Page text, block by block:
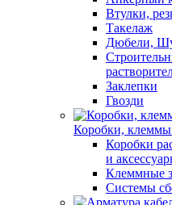
Втулки,
Такелаж
Дюбели,
Заклепки
Гвозди
Коробки,
Коробки
и
Клеммные
Системы